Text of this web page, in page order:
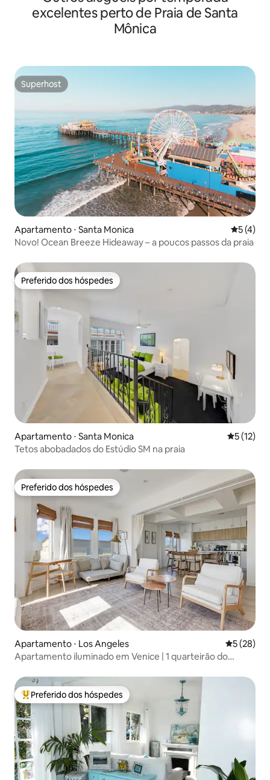
excelentes perto de Praia de Santa
Mônica
Superhost
Superhost
Apartamento ⋅ Santa Monica 5 de
5 (4)
Novo! Ocean Breeze Hideaway – a poucos passos da praia
Preferido dos hóspedes
Preferido dos hóspedes
Apartamento ⋅ Santa Monica 5 de uma
5 (12)
Tetos abobadados do Estúdio SM na praia
Preferido dos hóspedes
Preferido dos hóspedes
Apartamento ⋅ Los Angeles 5 de uma
5 (28)
Apartamento iluminado em Venice | 1 quarteirão do
Entre os melhores preferidos dos hóspedes
Preferido dos hóspedes